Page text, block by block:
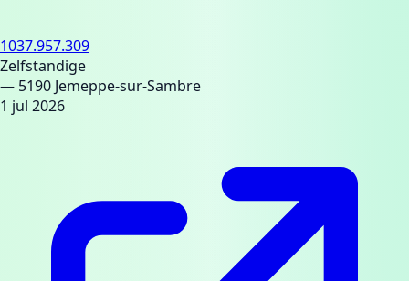
1037.957.309
Zelfstandige
— 5190 Jemeppe-sur-Sambre
1 jul 2026